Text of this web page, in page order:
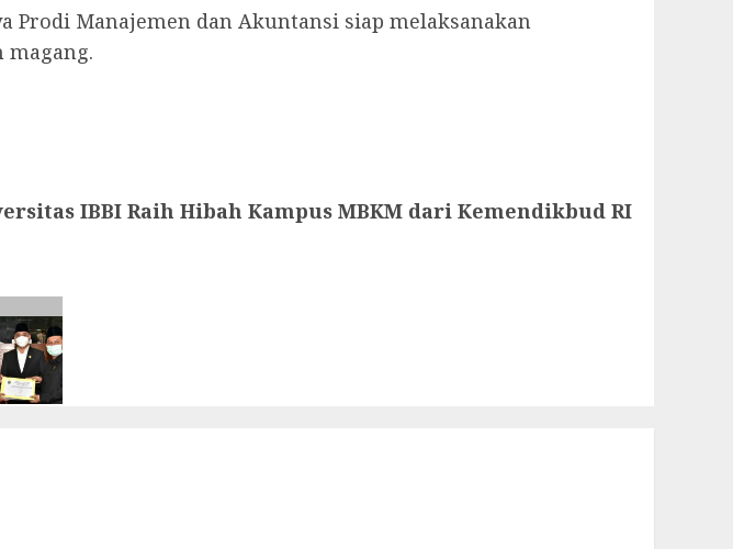
Prodi Manajemen dan Akuntansi siap melaksanakan
IBBI Raih Hibah Kampus MBKM dari Kemendikbud RI